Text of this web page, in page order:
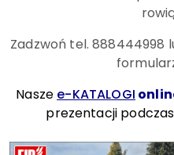
Zadzwoń tel. 888444998
Nasze e-KATALOGI
prezentacji